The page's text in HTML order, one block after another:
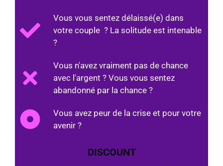
Vous vous sentez délaissé(e) dans
votre couple ? La solitude est intenable
?
Vous n'avez vraiment pas de chance
avec l'argent ? Vous vous sentez
abandonné par la chance ?
Vous avez peur de la crise et pour votre
avenir ?
DISCOUNT